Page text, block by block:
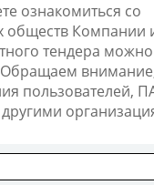
ознакомиться со
обществ Компании
тендера можно
Обращаем
пользователей,